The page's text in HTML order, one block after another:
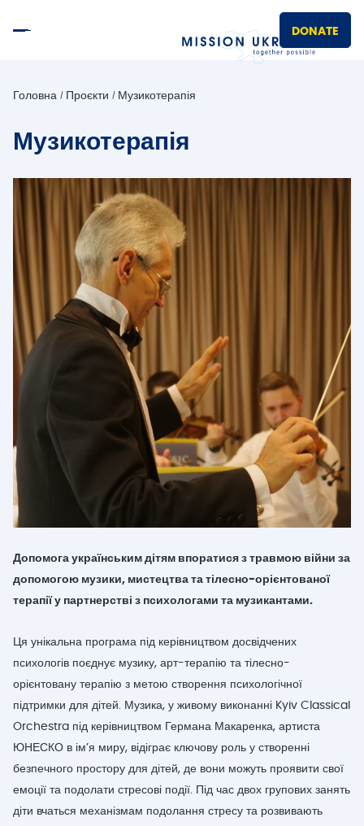
DONATE
Головна Проєкти Музикотерапія
Музикотерапія
Допомога українським дітям впоратися з травмою війни за
допомогою музики, мистецтва та тілесно-орієнтованої
терапії у партнерстві з психологами та музикантами.
Ця унікальна програма під керівництвом досвідчених
психологів поєднує музику, арт-терапію та тілесно-
орієнтовану терапію з метою створення психологічної
підтримки для дітей. Музика, у живому виконанні Kyiv Classical
Orchestra під керівництвом Германа Макаренка, артиста
ЮНЕСКО в ім’я миру, відіграє ключову роль у створенні
безпечного простору для дітей, де вони можуть проявити свої
емоції та подолати стресові події. Під час двох групових занять
діти вчаться механізмам подолання стресу та розвивають